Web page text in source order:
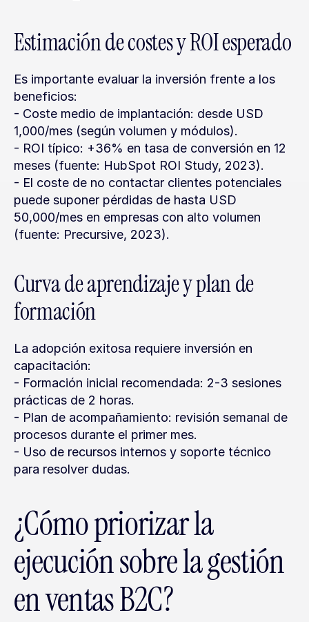
Estimación de costes y ROI esperado
Es importante evaluar la inversión frente a los
beneficios:
- Coste medio de implantación: desde USD
1,000/mes (según volumen y módulos).
- ROI típico: +36% en tasa de conversión en 12
meses (fuente: HubSpot ROI Study, 2023).
- El coste de no contactar clientes potenciales
puede suponer pérdidas de hasta USD
50,000/mes en empresas con alto volumen
(fuente: Precursive, 2023).
Curva de aprendizaje y plan de
formación
La adopción exitosa requiere inversión en
capacitación:
- Formación inicial recomendada: 2-3 sesiones
prácticas de 2 horas.
- Plan de acompañamiento: revisión semanal de
procesos durante el primer mes.
- Uso de recursos internos y soporte técnico
para resolver dudas.
¿Cómo priorizar la
ejecución sobre la gestión
en ventas B2C?